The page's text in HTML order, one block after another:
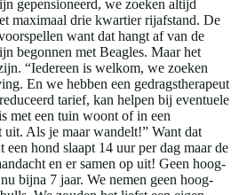
gepensioneerd, we zoeken altijd
maximaal drie kwartier rijafstand. De
want dat hangt af van de
begonnen met Beagles. Maar het
“Iedereen is welkom, we zoeken
En we hebben een gedragstherapeut
tarief, kan helpen bij eventuele
met een tuin woont of in een
uit. Als je maar wandelt!” Want dat
hond slaapt 14 uur per dag maar de
en er samen op uit! Geen hoog-
bijna 7 jaar. We nemen geen hoog-